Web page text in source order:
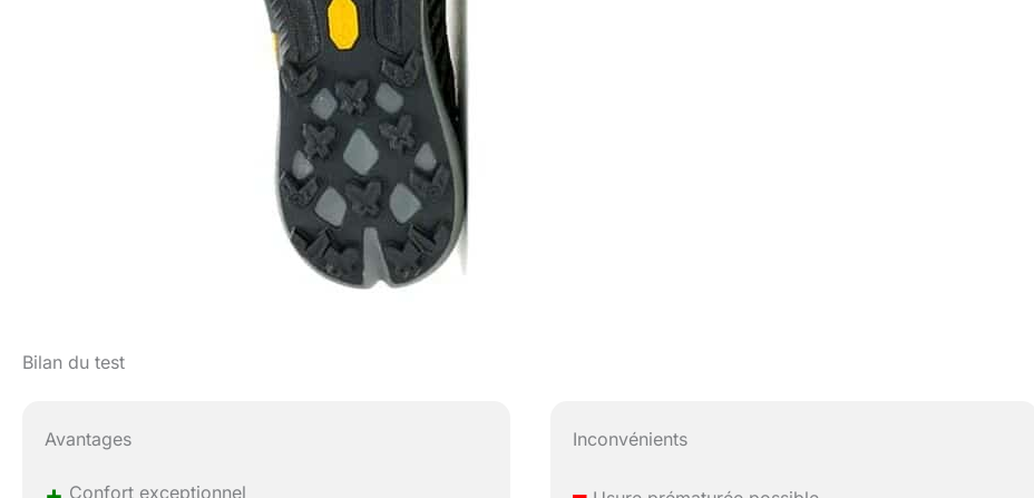
Bilan du test
Avantages
Confort exceptionnel
Inconvénients